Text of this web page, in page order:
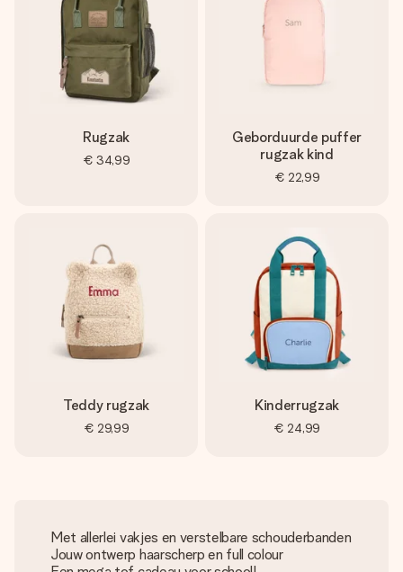
Rugzak
€ 34,99
Geborduurde puffer
rugzak kind
€ 22,99
Teddy rugzak
€ 29,99
Kinderrugzak
€ 24,99
Met allerlei vakjes en verstelbare schouderbanden
Jouw ontwerp haarscherp en full colour